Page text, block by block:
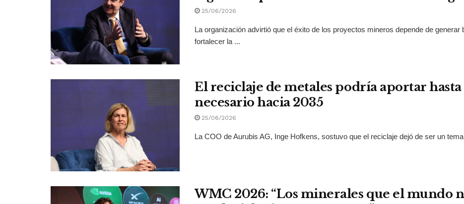
25/06/2026
La organización advirtió que el éxito de los proyectos mineros depende de
fortalecer la ...
El reciclaje de metales podría aportar hasta
necesario hacia 2035
25/06/2026
La COO de Aurubis AG, Inge Hofkens, sostuvo que el reciclaje dejó de ser un
WMC 2026: “Los minerales que el mundo